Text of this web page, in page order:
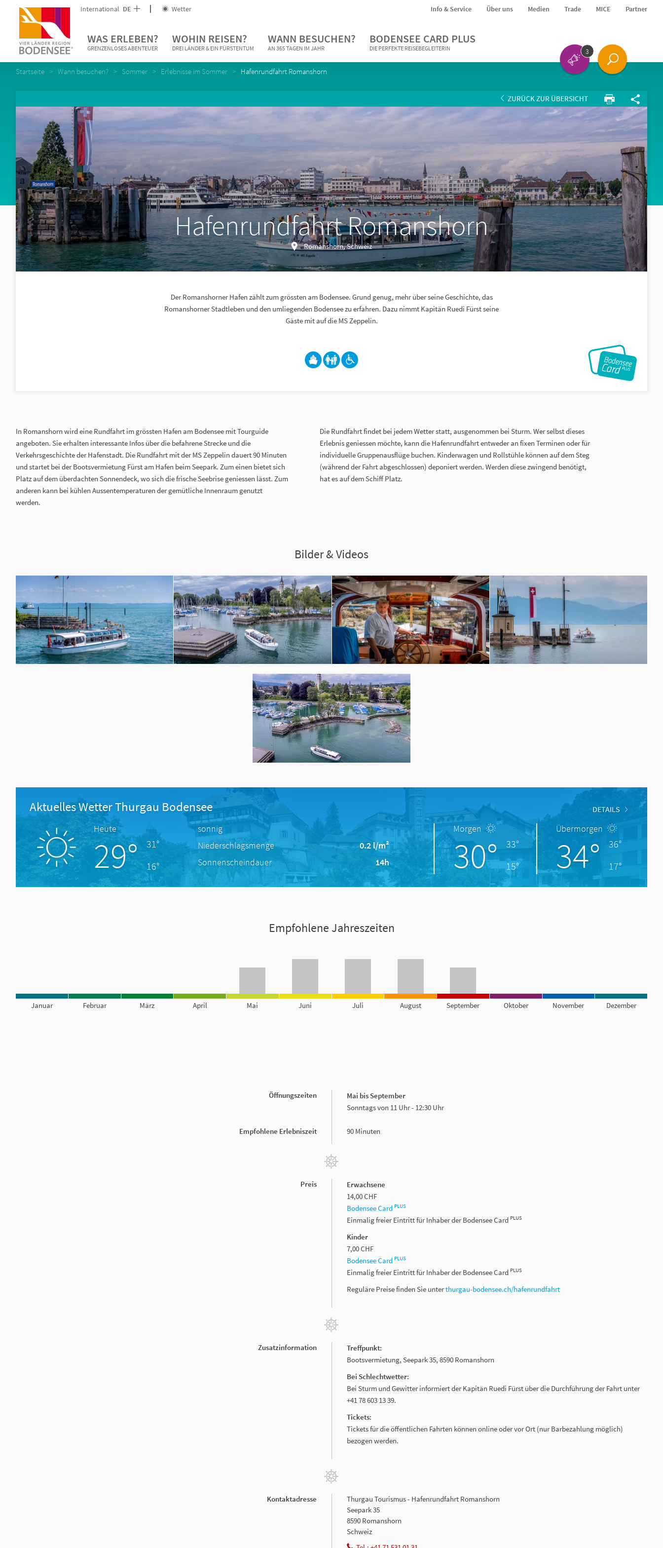
International DE Wetter Info & Service Über uns Medien Trade MICE Partner
WAS ERLEBEN?
GRENZENLOSES ABENTEUER
WOHIN REISEN?
DREI LÄNDER & EIN FÜRSTENTUM
WANN BESUCHEN?
AN 365 TAGEN IM JAHR
BODENSEE CARD PLUS
DIE PERFEKTE REISEBEGLEITERIN 3
Startseite Wann besuchen? Sommer Erlebnisse im Sommer Hafenrundfahrt Romanshorn
ZURÜCK ZUR ÜBERSICHT
Hafenrundfahrt Romanshorn
Romanshorn, Schweiz
Der Romanshorner Hafen zählt zum grössten am Bodensee. Grund genug, mehr über seine Geschichte, das
Romanshorner Stadtleben und den umliegenden Bodensee zu erfahren. Dazu nimmt Kapitän Ruedi Fürst seine
Gäste mit auf die MS Zeppelin.
In Romanshorn wird eine Rundfahrt im grössten Hafen am Bodensee mit Tourguide
angeboten. Sie erhalten interessante Infos über die befahrene Strecke und die
Verkehrsgeschichte der Hafenstadt. Die Rundfahrt mit der MS Zeppelin dauert 90 Minuten
und startet bei der Bootsvermietung Fürst am Hafen beim Seepark. Zum einen bietet sich
Platz auf dem überdachten Sonnendeck, wo sich die frische Seebrise geniessen lässt. Zum
anderen kann bei kühlen Aussentemperaturen der gemütliche Innenraum genutzt
werden.
Die Rundfahrt findet bei jedem Wetter statt, ausgenommen bei Sturm. Wer selbst dieses
Erlebnis geniessen möchte, kann die Hafenrundfahrt entweder an fixen Terminen oder für
individuelle Gruppenausflüge buchen. Kinderwagen und Rollstühle können auf dem Steg
(während der Fahrt abgeschlossen) deponiert werden. Werden diese zwingend benötigt,
hat es auf dem Schiff Platz.
Bilder & Videos
Aktuelles Wetter Thurgau Bodensee DETAILS
Heute
29°
31°
16°
sonnig
Niederschlagsmenge
0.2 l/m²
Sonnenscheindauer
14h
Morgen
30°
33°
15°
Übermorgen
34°
36°
17°
Empfohlene Jahreszeiten
Januar Februar März April Mai Juni Juli August September Oktober November Dezember
Öffnungszeiten
Mai bis September
Sonntags von 11 Uhr - 12:30 Uhr
Empfohlene Erlebniszeit 90 Minuten
Preis
Erwachsene
14,00 CHF
Bodensee Card PLUS
Einmalig freier Eintritt für Inhaber der Bodensee Card PLUS
Kinder
7,00 CHF
Bodensee Card PLUS
Einmalig freier Eintritt für Inhaber der Bodensee Card PLUS
Reguläre Preise finden Sie unterthurgau-bodensee.ch/hafenrundfahrt
Zusatzinformation
Treffpunkt:
Bootsvermietung, Seepark 35, 8590 Romanshorn
Bei Schlechtwetter:
Bei Sturm und Gewitter informiert der Kapitän Ruedi Fürst über die Durchführung der Fahrt unter
+41 78 603 13 39.
Tickets:
Tickets für die öffentlichen Fahrten können online oder vor Ort (nur Barbezahlung möglich)
bezogen werden.
Kontaktadresse
Thurgau Tourismus - Hafenrundfahrt Romanshorn
Seepark 35
8590 Romanshorn
Schweiz